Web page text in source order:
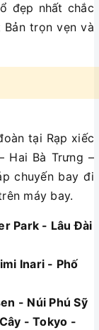
đẹp nhất chắc
trọn vẹn và
tại Rạp xiếc
Hai Bà Trưng –
chuyến bay đi
máy bay.
Park - Lâu Đài
Inari - Phố
- Núi Phú Sỹ
- Tokyo -